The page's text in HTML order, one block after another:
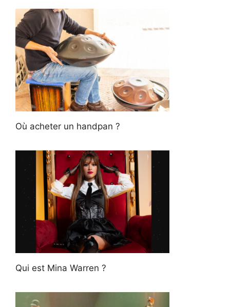
Où acheter un handpan ?
Qui est Mina Warren ?